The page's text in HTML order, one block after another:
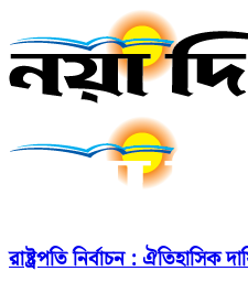
রাষ্ট্রপতি নির্বাচন : ঐতিহাসিক